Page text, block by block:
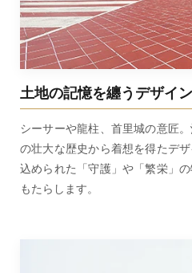
土地の記憶を纏うデザイン
シーサーや龍柱、首里城の意匠
の壮大な歴史から着想を得たデ
込められた「守護」や「繁栄」
もたらします。